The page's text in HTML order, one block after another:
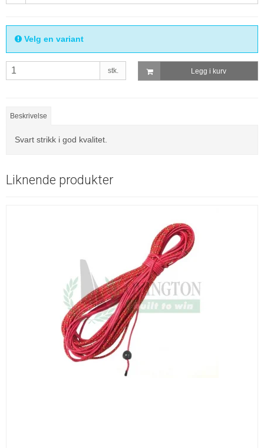
Velg en variant
stk. Legg i kurv
Beskrivelse
Svart strikk i god kvalitet.
Liknende produkter